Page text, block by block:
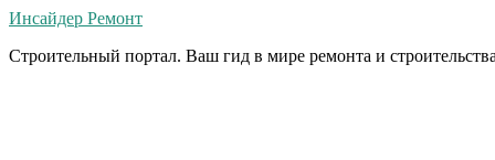
Инсайдер Ремонт
Строительный портал. Ваш гид в мире ремонта и